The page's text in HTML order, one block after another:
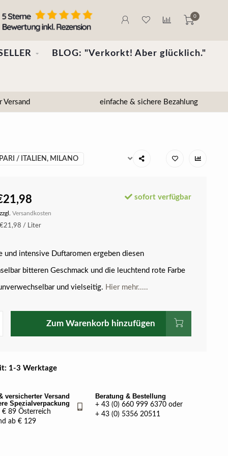
0
BLOG: "Verkorkt! Aber glücklich."
einfache & sichere Bezahlung
/ ITALIEN, MILANO
Versandkosten
sofort verfügbar
/ Liter
und intensive Duftaromen ergeben diesen
bitteren Geschmack und die leuchtend rote Farbe
und vielseitig. Hier mehr.....
Zum Warenkorb hinzufügen
1-3 Werktage
versicherter Versand
Spezialverpackung
€ 89 Österreich
ab € 129
Beratung & Bestellung
+ 43 (0) 660 999 6370 oder
+ 43 (0) 5356 20511